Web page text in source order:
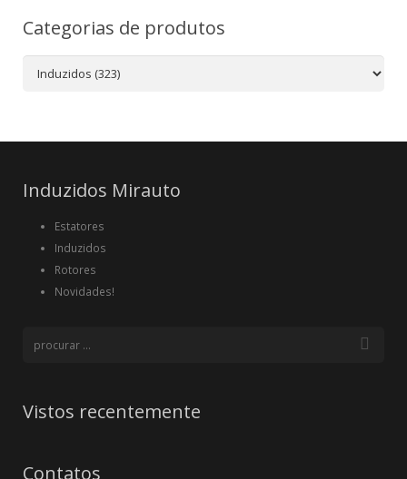
Categorias de produtos
Induzidos Mirauto
Estatores
Induzidos
Rotores
Novidades!
Vistos recentemente
Contatos